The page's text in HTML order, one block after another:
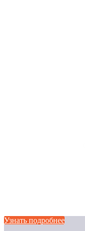
Узнать подробнее